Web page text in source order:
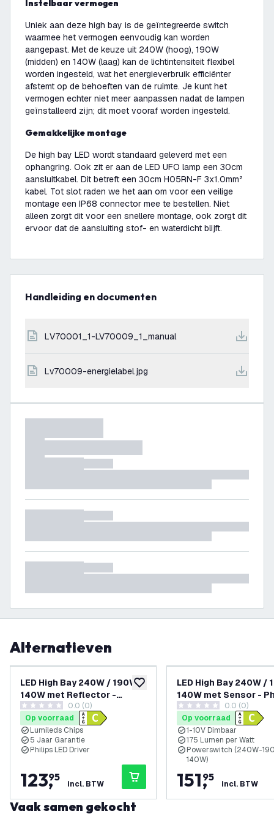
Instelbaar vermogen
Uniek aan deze high bay is de geïntegreerde switch
waarmee het vermogen eenvoudig kan worden
aangepast. Met de keuze uit 240W (hoog), 190W
(midden) en 140W (laag) kan de lichtintensiteit flexibel
worden ingesteld, wat het energieverbruik efficiënter
afstemt op de behoeften van de ruimte. Je kunt het
vermogen echter niet meer aanpassen nadat de lampen
geïnstalleerd zijn; dit moet vooraf worden ingesteld.
Gemakkelijke montage
De high bay LED wordt standaard geleverd met een
ophangring. Ook zit er aan de LED UFO lamp een 30cm
aansluitkabel. Dit betreft een 30cm H05RN-F 3x1.0mm²
kabel. Tot slot raden we het aan om voor een veilige
montage een IP68 connector mee te bestellen. Niet
alleen zorgt dit voor een snellere montage, ook zorgt dit
ervoor dat de aansluiting stof- en waterdicht blijft.
Handleiding en documenten
LV70001_1-LV70009_1_manual
lv70009-energielabel.jpg
Alternatieven
toevoegen aan verlanglijst
LED High Bay 240W / 190W /
140W met Reflector -
Philips Driver - 90° -
175lm/W - 4000K - IP65 -
Dimbaar - 5 Jaar Garantie
0 score sterren0.0 (0)
Op voorraad
Lumileds Chips
5 Jaar Garantie
Philips LED Driver
123,
95
incl. BTW
LED High Bay 240W /
140W met Sensor -
Driver - 120° - 175lm/
6500K - IP65 -
Jaar Garantie
0 score sterren0.0 (0)
Op voorraad
1-10V Dimbaar
175 Lumen per Watt
Powerswitch (240W-
140W)
151,
95
incl. BTW
Vaak samen gekocht